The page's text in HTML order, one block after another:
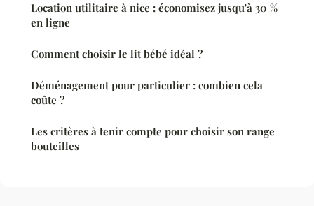
Location utilitaire à nice : économisez jusqu'à 30 %
en ligne
Comment choisir le lit bébé idéal ?
Déménagement pour particulier : combien cela
coûte ?
Les critères à tenir compte pour choisir son range
bouteilles